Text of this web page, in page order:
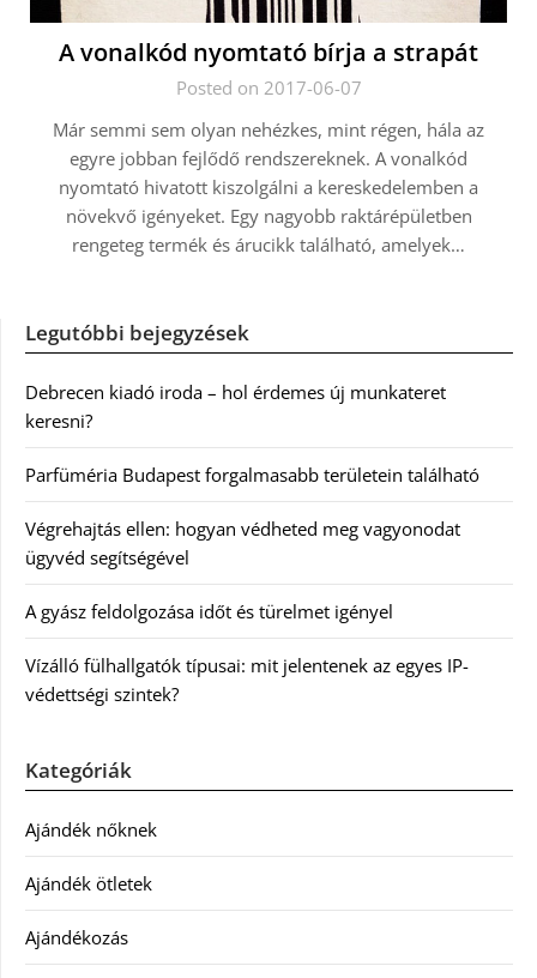
A vonalkód nyomtató bírja a strapát
Posted on 2017-06-07
Már semmi sem olyan nehézkes, mint régen, hála az
egyre jobban fejlődő rendszereknek. A vonalkód
nyomtató hivatott kiszolgálni a kereskedelemben a
növekvő igényeket. Egy nagyobb raktárépületben
rengeteg termék és árucikk található, amelyek…
Legutóbbi bejegyzések
Debrecen kiadó iroda – hol érdemes új munkateret
keresni?
Parfüméria Budapest forgalmasabb területein található
Végrehajtás ellen: hogyan védheted meg vagyonodat
ügyvéd segítségével
A gyász feldolgozása időt és türelmet igényel
Vízálló fülhallgatók típusai: mit jelentenek az egyes IP-
védettségi szintek?
Kategóriák
Ajándék nőknek
Ajándék ötletek
Ajándékozás